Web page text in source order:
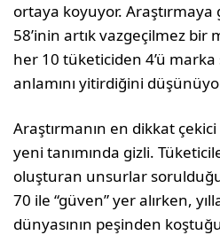
ortaya koyuyor.
58’inin artık vazgeçilmez bir
her 10 tüketiciden 4’ü marka
anlamını yitirdiğini
Araştırmanın en dikkat
yeni tanımında gizli.
oluşturan unsurlar
70 ile “güven” yer alırken,
dünyasının peşinden